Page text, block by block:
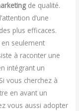
de qualité.
d’une
plus efficaces.
seulement
à raconter une
intégrant un
vous cherchez à
en avant un
vous aussi adopter